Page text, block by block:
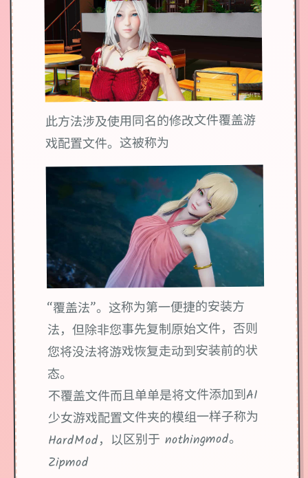
此方法涉及使用同名的修改文件覆盖游
戏配置文件。这被称为
“覆盖法”。这称为第一便捷的安装方
法，但除非您事先复制原始文件，否则
您将没法将游戏恢复走动到安装前的状
态。
不覆盖文件而且单单是将文件添加到AI
少女游戏配置文件夹的模组一样子称为
HardMod，以区别于 nothingmod。
Zipmod